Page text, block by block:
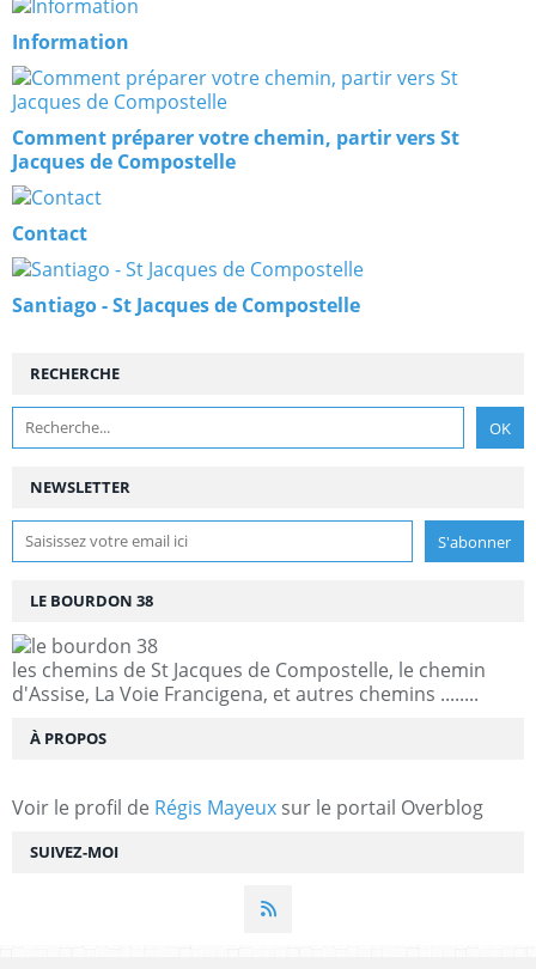
Information
Comment préparer votre chemin, partir vers St
Jacques de Compostelle
Contact
Santiago - St Jacques de Compostelle
NEWSLETTER
SUIVEZ-MOI
RECHERCHE
LE BOURDON 38
les chemins de St Jacques de Compostelle, le chemin
d'Assise, La Voie Francigena, et autres chemins ........
À PROPOS
Voir le profil de Régis Mayeux sur le portail Overblog